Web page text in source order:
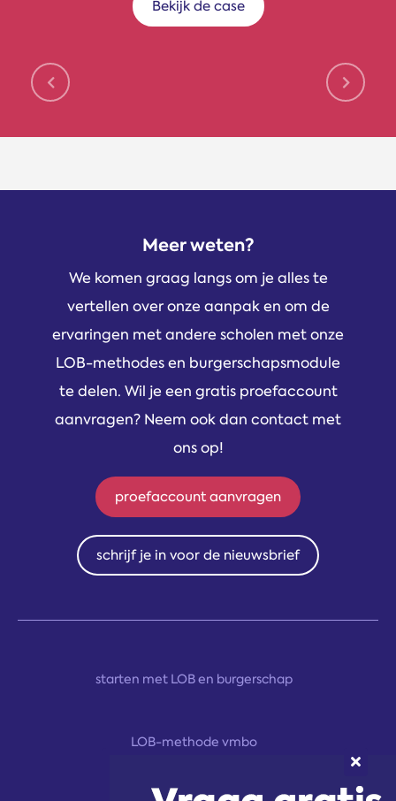
Bekijk de case
Volgende testimonial Vorige
Meer weten?
We komen graag langs om je alles te
vertellen over onze aanpak en om de
ervaringen met andere scholen met onze
LOB-methodes en burgerschapsmodule
te delen. Wil je een gratis proefaccount
aanvragen? Neem ook dan contact met
ons op!
proefaccount aanvragen
schrijf je in voor de nieuwsbrief
starten met LOB en burgerschap
LOB-methode vmbo